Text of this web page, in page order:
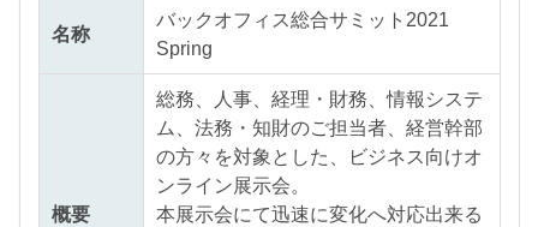
名称
バックオフィス総合サミット2021
Spring
概要
総務、人事、経理・財務、情報システ
ム、法務・知財のご担当者、経営幹部
の方々を対象とした、ビジネス向けオ
ンライン展示会。
本展示会にて迅速に変化へ対応出来る